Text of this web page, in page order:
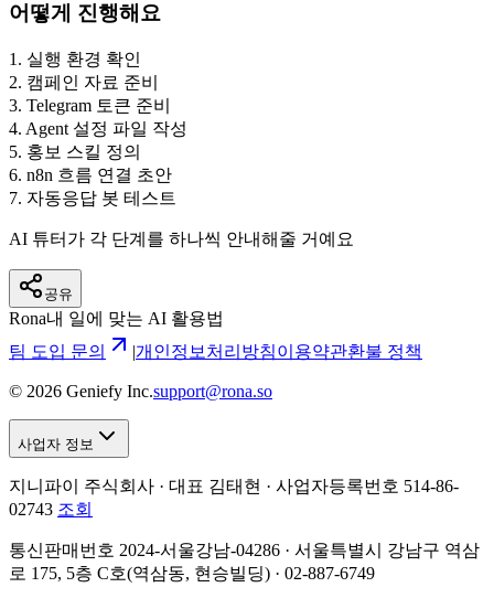
어떻게 진행해요
1 . 실행 환경 확인
2. 캠페인 자료 준비
3. Telegram 토큰 준비
4. Agent 설정 파일 작성
5. 홍보 스킬 정의
6. n8n 흐름 연결 초안
7. 자동응답 봇 테스트
AI 튜터가 각 단계를 하나씩 안내해줄 거예요
공유
Rona내 일에 맞는 AI 활용법
팀 도입 문의
|개인정보처리방침이용약관환불 정책
© 2026 Geniefy Inc.support@rona.so
사업자 정보
지니파이 주식회사 · 대표 김태현 · 사업자등록번호 514-86-
02743 조회
통신판매번호 2024-서울강남-04286 · 서울특별시 강남구 역삼
로 175, 5층 C호(역삼동, 현승빌딩) · 02-887-6749